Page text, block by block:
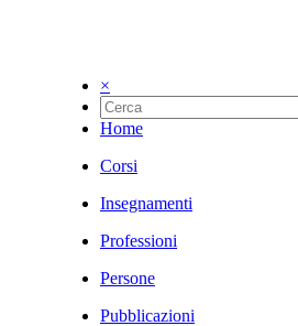
×
Home
Corsi
Insegnamenti
Professioni
Persone
Pubblicazioni